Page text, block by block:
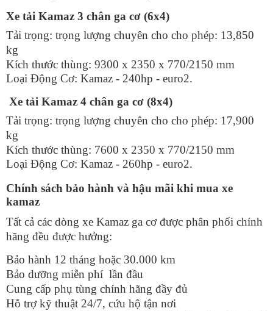
Xe tải Kamaz 3 chân ga cơ (6x4)
Tải trọng: trọng lượng chuyên cho cho phép: 13,850
kg
Kích thước thùng: 9300 x 2350 x 770/2150 mm
Loại Động Cơ: Kamaz - 240hp - euro2.
Xe tải Kamaz 4 chân ga cơ (8x4)
Tải trọng: trọng lượng chuyên cho cho phép: 17,900
kg
Kích thước thùng: 7600 x 2350 x 770/2150 mm
Loại Động Cơ: Kamaz - 260hp - euro2.
Chính sách bảo hành và hậu mãi khi mua xe
kamaz
Tất cả các dòng xe Kamaz ga cơ được phân phối chính
hãng đều được hưởng:
Bảo hành 12 tháng hoặc 30.000 km
Bảo dưỡng miễn phí lần đầu
Cung cấp phụ tùng chính hãng đầy đủ
Hỗ trợ kỹ thuật 24/7, cứu hộ tận nơi